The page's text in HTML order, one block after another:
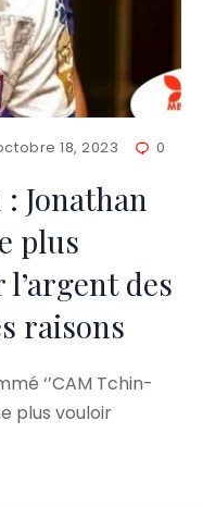
18, 2023 0
Jonathan
plus
des
raisons
‘’CAM Tchin-
plus vouloir